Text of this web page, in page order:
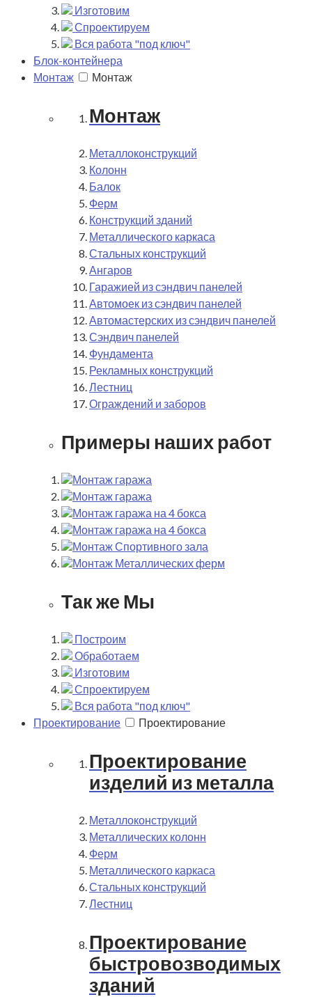
Изготовим
Спроектируем
Вся работа "под ключ"
Блок-контейнера
Монтаж
Монтаж
Монтаж
Металлоконструкций
Колонн
Балок
Ферм
Конструкций зданий
Металлического каркаса
Стальных конструкций
Ангаров
Гаражией из сэндвич панелей
Автомоек из сэндвич панелей
Автомастерских из сэндвич панелей
Сэндвич панелей
Фундамента
Рекламных конструкций
Лестниц
Ограждений и заборов
Примеры наших работ
Монтаж гаража
Монтаж гаража
Монтаж гаража на 4 бокса
Монтаж гаража на 4 бокса
Монтаж Спортивного зала
Монтаж Металлических ферм
Так же Мы
Построим
Обработаем
Изготовим
Спроектируем
Вся работа "под ключ"
Проектирование
Проектирование
Проектирование
изделий из металла
Металлоконструкций
Металлических колонн
Ферм
Металлического каркаса
Стальных конструкций
Лестниц
Проектирование
быстровозводимых
зданий